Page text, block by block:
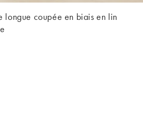
longue coupée en biais en lin